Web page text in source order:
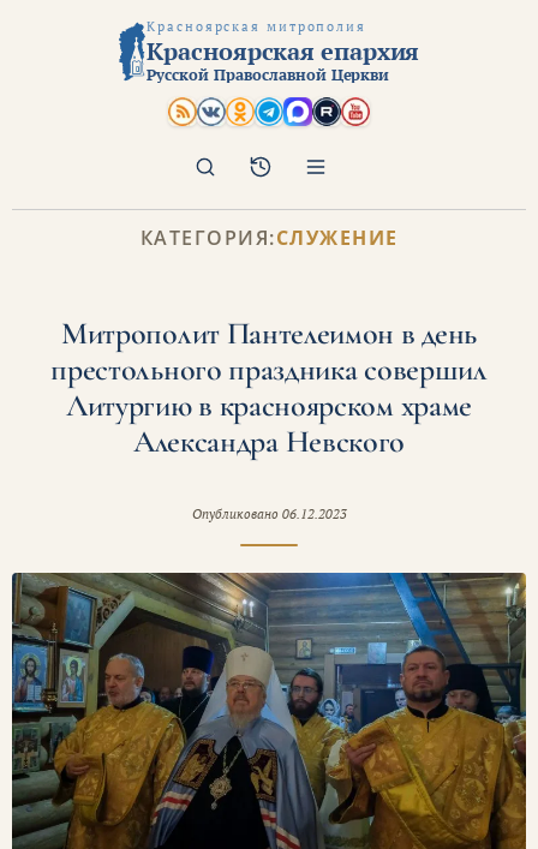
Красноярская митрополия
Красноярская епархия
Русской Православной Церкви
Архив
Поиск
КАТЕГОРИЯ:СЛУЖЕНИЕ
Митрополит Пантелеимон в день
престольного праздника совершил
Литургию в красноярском храме
Александра Невского
Опубликовано 06.12.2023